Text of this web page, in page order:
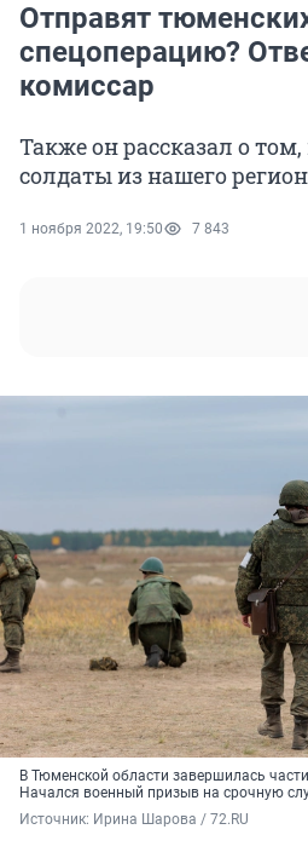
Отправят
спецоперацию?
комиссар
Также он рассказал о
солдаты из нашего
1 ноября 2022, 19:50 7 843
В Тюменской области завершилась
Начался военный призыв на срочную
Источник: Ирина Шарова / 72.RU